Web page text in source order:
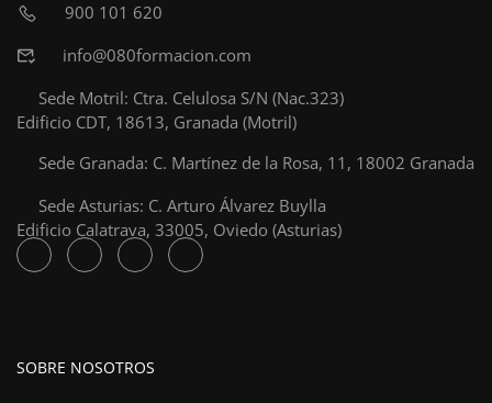
900 101 620
info@080formacion.com
Sede Motril: Ctra. Celulosa S/N (Nac.323)
Edificio CDT, 18613, Granada (Motril)
Sede Granada: C. Martínez de la Rosa, 11, 18002 Granada
Sede Asturias: C. Arturo Álvarez Buylla
Edificio Calatrava, 33005, Oviedo (Asturias)
SOBRE NOSOTROS